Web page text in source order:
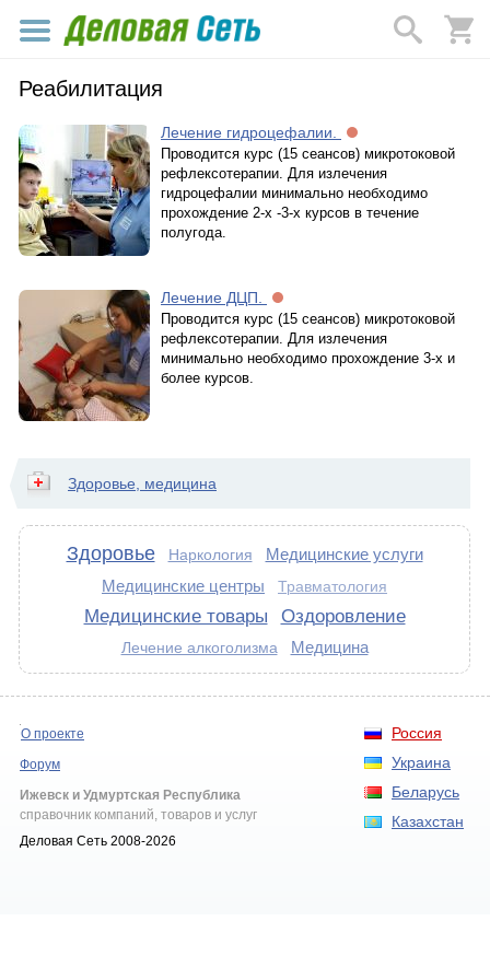
Реабилитация
Лечение гидроцефалии.
Проводится курс (15 сеансов) микротоковой
рефлексотерапии. Для излечения
гидроцефалии минимально необходимо
прохождение 2-х -3-х курсов в течение
полугода.
Лечение ДЦП.
Проводится курс (15 сеансов) микротоковой
рефлексотерапии. Для излечения
минимально необходимо прохождение 3-х и
более курсов.
Здоровье, медицина
Здоровье Наркология
Медицинские услуги
Медицинские центры
Травматология
Медицинские товары Оздоровление
Лечение алкоголизма Медицина
Россия
Украина
Беларусь
Казахстан
О проекте
Форум
Ижевск и Удмуртская Республика
справочник компаний, товаров и услуг
Деловая Сеть 2008-2026